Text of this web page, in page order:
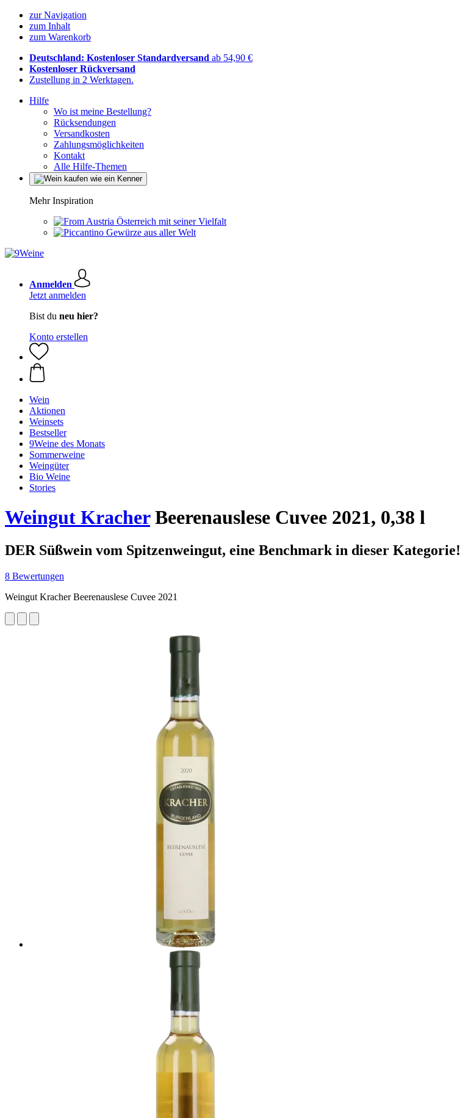
zur Navigation
zum Inhalt
zum Warenkorb
Deutschland: Kostenloser Standardversand ab 54,90 €
Kostenloser Rückversand
Zustellung in 2 Werktagen.
Hilfe
Wo ist meine Bestellung?
Rücksendungen
Versandkosten
Zahlungsmöglichkeiten
Kontakt
Alle Hilfe-Themen
Mehr Inspiration
Österreich mit seiner Vielfalt
Gewürze aus aller Welt
Anmelden
Jetzt anmelden
Bist du neu hier?
Konto erstellen
Wein
Aktionen
Weinsets
Bestseller
9Weine des Monats
Sommerweine
Weingüter
Bio Weine
Stories
Weingut KracherBeerenauslese Cuvee 2021, 0,38 l
DER Süßwein vom Spitzenweingut, eine Benchmark in dieser Kategorie!
8 Bewertungen
Weingut Kracher Beerenauslese Cuvee 2021